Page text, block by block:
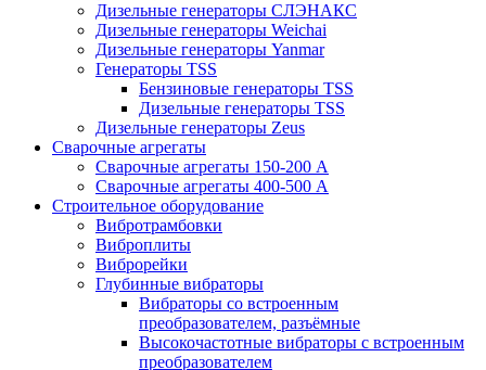
Дизельные генераторы СЛЭНАКС
Дизельные генераторы Weichai
Дизельные генераторы Yanmar
Генераторы TSS
Бензиновые генераторы TSS
Дизельные генераторы TSS
Дизельные генераторы Zeus
Сварочные агрегаты
Сварочные агрегаты 150-200 А
Сварочные агрегаты 400-500 А
Строительное оборудование
Вибротрамбовки
Виброплиты
Виброрейки
Глубинные вибраторы
Вибраторы со встроенным
преобразователем, разъёмные
Высокочастотные вибраторы с встроенным
преобразователем